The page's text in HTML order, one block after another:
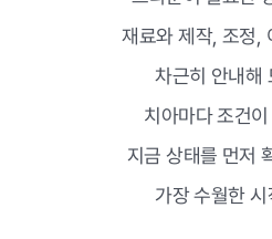
재료와 제작, 조정,
차근히 안내해
치아마다 조건
지금 상태를 먼저
가장 수월한